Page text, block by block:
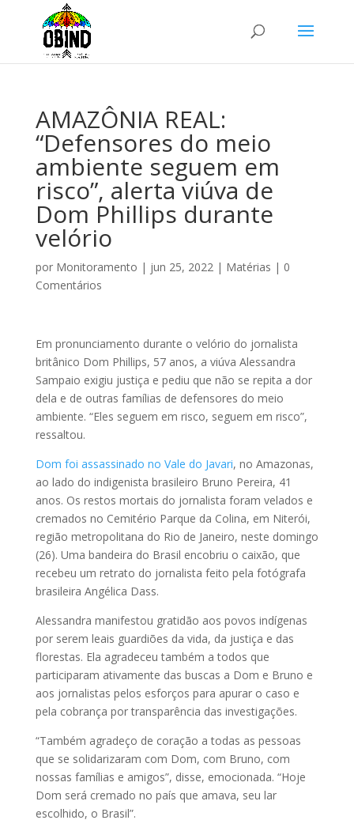
AMAZÔNIA REAL:
“Defensores do meio
ambiente seguem em
risco”, alerta viúva de
Dom Phillips durante
velório
por Monitoramento | jun 25, 2022| Matérias | 0
Comentários
Em pronunciamento durante o velório do jornalista
britânico Dom Phillips, 57 anos, a viúva Alessandra
Sampaio exigiu justiça e pediu que não se repita a dor
dela e de outras famílias de defensores do meio
ambiente. “Eles seguem em risco, seguem em risco”,
ressaltou.
Dom foi assassinado no Vale do Javari, no Amazonas,
ao lado do indigenista brasileiro Bruno Pereira, 41
anos. Os restos mortais do jornalista foram velados e
cremados no Cemitério Parque da Colina, em Niterói,
região metropolitana do Rio de Janeiro, neste domingo
(26). Uma bandeira do Brasil encobriu o caixão, que
recebeu um retrato do jornalista feito pela fotógrafa
brasileira Angélica Dass.
Alessandra manifestou gratidão aos povos indígenas
por serem leais guardiões da vida, da justiça e das
florestas. Ela agradeceu também a todos que
participaram ativamente das buscas a Dom e Bruno e
aos jornalistas pelos esforços para apurar o caso e
pela cobrança por transparência das investigações.
“Também agradeço de coração a todas as pessoas
que se solidarizaram com Dom, com Bruno, com
nossas famílias e amigos”, disse, emocionada. “Hoje
Dom será cremado no país que amava, seu lar
escolhido, o Brasil”.